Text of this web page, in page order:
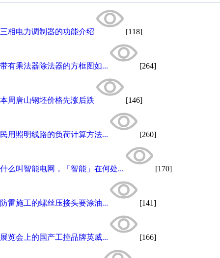
三相电力调制器的功能介绍 [118]
带有乘法器除法器的方框图如... [264]
本周唐山钢坯价格先涨后跌 [146]
民用照明线路的负荷计算方法... [260]
什么叫智能电网，「智能」在何处... [170]
防雷施工的螺丝压接头要涂油... [141]
展览会上的国产工控品牌英威... [166]